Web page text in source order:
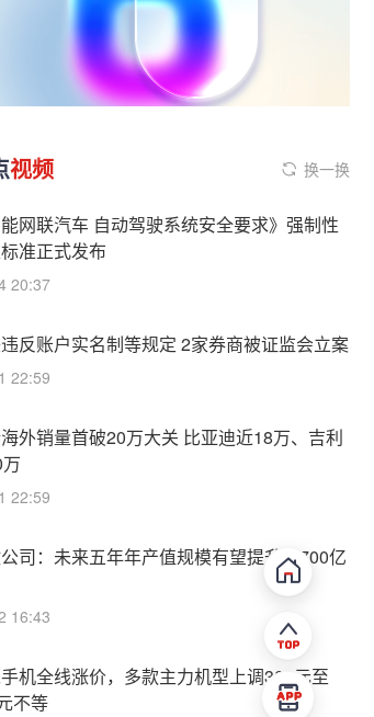
视频 换一换
能网联汽车 自动驾驶系统安全要求》强制性
准正式发布
20:37
反账户实名制等规定 2家券商被证监会立案
22:59
外销量首破20万大关 比亚迪近18万、吉利
22:59
司：未来五年年产值规模有望提升至700亿
16:43
机全线涨价，多款主力机型上调300元至
不等